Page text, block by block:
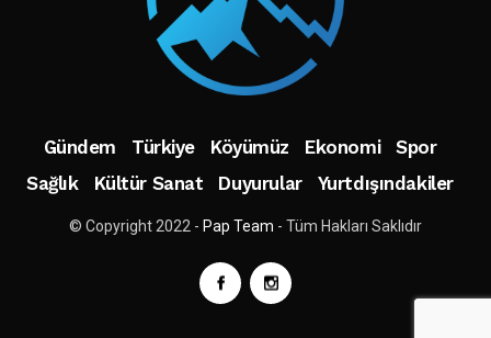
Gündem Türkiye Köyümüz Ekonomi
Spor
Sağlık
Kültür Sanat Duyurular Yurtdışındakiler
© Copyright 2022 - Pap Team - Tüm Hakları Saklıdır